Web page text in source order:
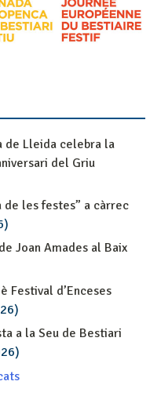
de Lleida celebra la
del Griu
de les festes” a càrrec
Joan Amades al Baix
Festival d’Enceses
a la Seu de Bestiari